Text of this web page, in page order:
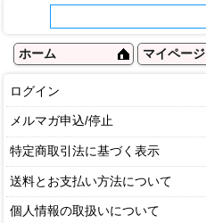
ホーム マイページ
ログイン
メルマガ申込/停止
特定商取引法に基づく表示
送料とお支払い方法について
個人情報の取扱いについて